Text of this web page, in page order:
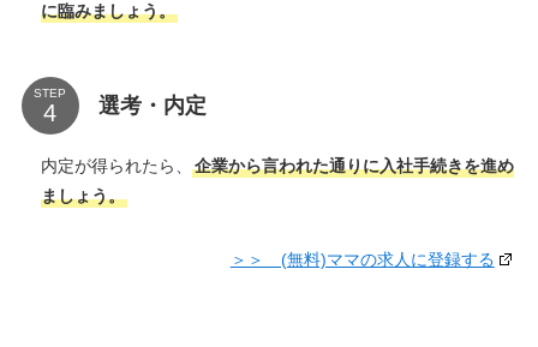
に臨みましょう。
STEP
選考・内定
内定が得られたら、
企業から言われた通りに入社手続きを進め
ましょう。
＞＞ (無料)ママの求人に登録する